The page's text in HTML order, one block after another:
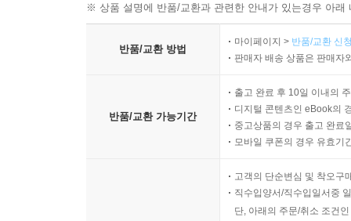
※ 상품 설명에 반품/교환과 관련한 안내가 있는경우 아
반품/교환 방법
마이페이지 > 반품/교환 신
판매자 배송 상품은 판매자
반품/교환 가능기간
출고 완료 후 10일 이내의
디지털 콘텐츠인 eBook의
중고상품의 경우 출고 완료
모바일 쿠폰의 경우 유효기
고객의 단순변심 및 착오구
직수입양서/직수입일서중
단, 아래의 주문/취소 조건